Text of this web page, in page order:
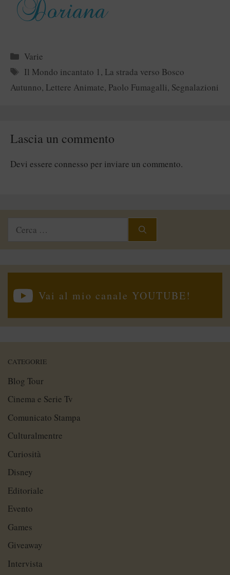
Categorie
Varie
Tag
Il Mondo incantato 1, La strada verso Bosco
Autunno, Lettere Animate, Paolo Fumagalli, Segnalazioni
Lascia un commento
Devi essere connesso per inviare un commento.
Ricerca
Vai al mio canale YOUTUBE!
CATEGORIE
Blog Tour
Cinema e Serie Tv
Comunicato Stampa
Culturalmentre
Curiosità
Disney
Editoriale
Evento
Games
Giveaway
Intervista